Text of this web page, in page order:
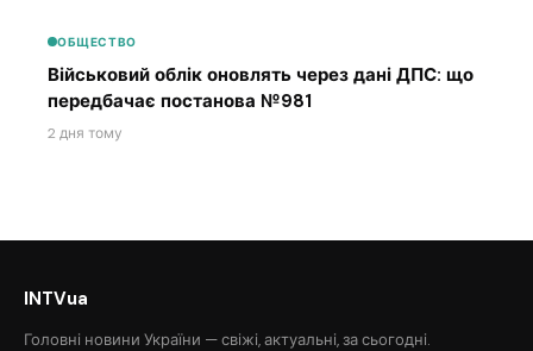
ОБЩЕСТВО
Військовий облік оновлять через дані ДПС: що
передбачає постанова №981
2 дня тому
INTVua
Головні новини України — свіжі, актуальні, за сьогодні.